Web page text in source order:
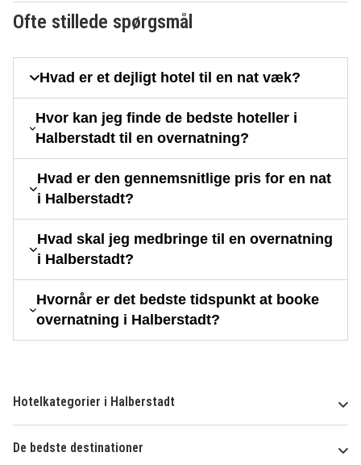
Ofte stillede spørgsmål
Hvad er et dejligt hotel til en nat væk?
Hvor kan jeg finde de bedste hoteller i
Halberstadt til en overnatning?
Hvad er den gennemsnitlige pris for en nat
i Halberstadt?
Hvad skal jeg medbringe til en overnatning
i Halberstadt?
Hvornår er det bedste tidspunkt at booke
overnatning i Halberstadt?
Hotelkategorier i Halberstadt
De bedste destinationer